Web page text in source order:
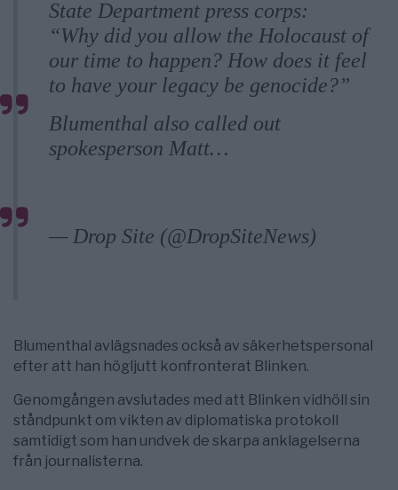
State Department press corps:
“Why did you allow the Holocaust of
our time to happen? How does it feel
to have your legacy be genocide?”
Blumenthal also called out
spokesperson Matt…
— Drop Site (@DropSiteNews)
Blumenthal avlägsnades också av säkerhetspersonal
efter att han högljutt konfronterat Blinken.
Genomgången avslutades med att Blinken vidhöll sin
ståndpunkt om vikten av diplomatiska protokoll
samtidigt som han undvek de skarpa anklagelserna
från journalisterna.